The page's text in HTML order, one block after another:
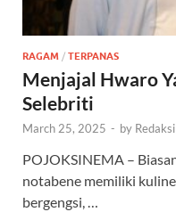
RAGAM / TERPANAS
Menjajal Hwaro
Selebriti
March 25, 2025 - by Redaksi
POJOKSINEMA –
notabene memiliki
bergengsi, …